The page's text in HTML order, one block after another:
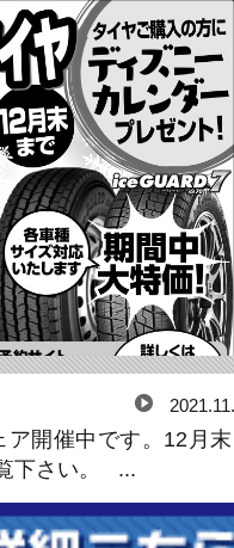
開催中です。12月
下さい。 ...